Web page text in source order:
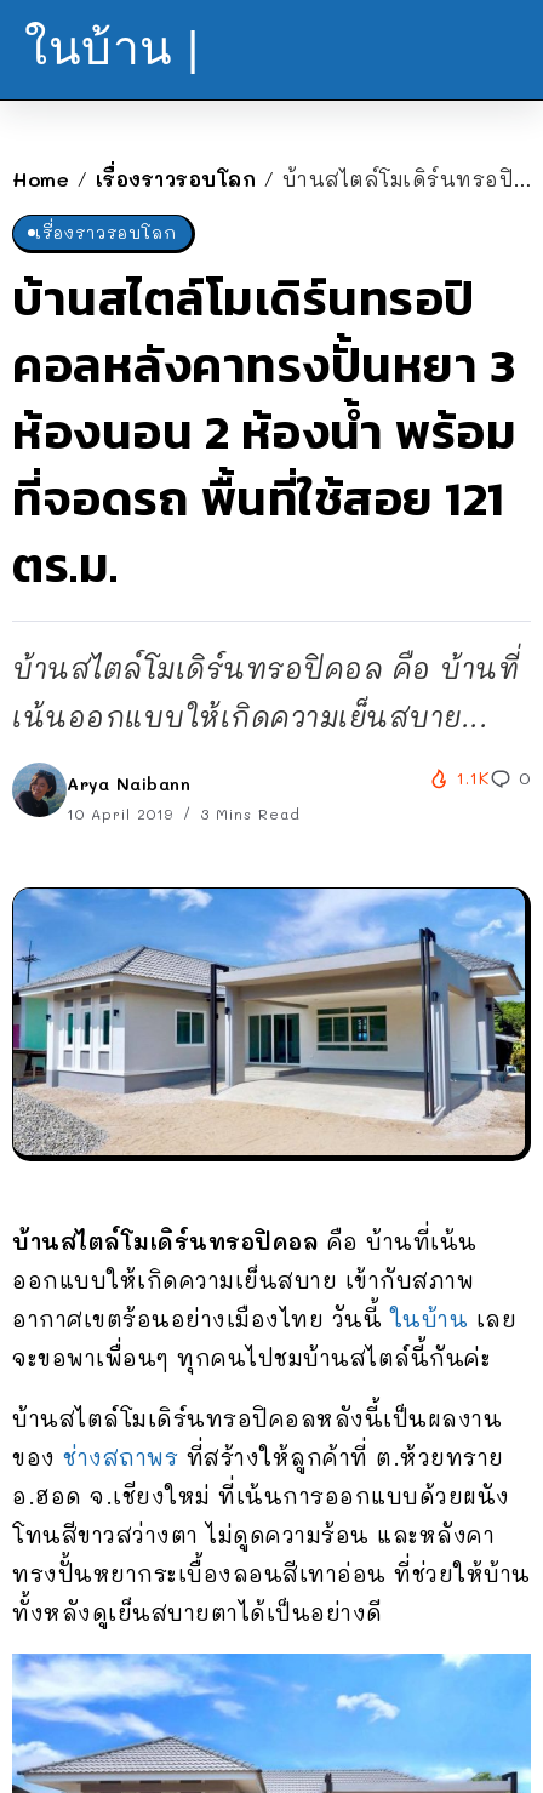
ในบ้าน |
Home / เรื่องราวรอบโลก / บ้านสไตล์โมเดิร์นทรอปิคอลหลังคาทรงปั้นหยา 3 ห้องนอน 2 ห้องน้ำ พร้อมที่จอดรถ พื้นที่ใช้สอย 121 ตร.ม.
เรื่องราวรอบโลก
บ้านสไตล์โมเดิร์นทรอปิ
คอลหลังคาทรงปั้นหยา 3
ห้องนอน 2 ห้องน้ำ พร้อม
ที่จอดรถ พื้นที่ใช้สอย 121
ตร.ม.
บ้านสไตล์โมเดิร์นทรอปิคอล คือ บ้านที่
เน้นออกแบบให้เกิดความเย็นสบาย...
Arya Naibann
10 April 2019 3 Mins Read
1.1K 0
บ้านสไตล์โมเดิร์นทรอปิคอล คือ บ้านที่เน้น
ออกแบบให้เกิดความเย็นสบาย เข้ากับสภาพ
อากาศเขตร้อนอย่างเมืองไทย วันนี้ในบ้าน เลย
จะขอพาเพื่อนๆ ทุกคนไปชมบ้านสไตล์นี้กันค่ะ
บ้านสไตล์โมเดิร์นทรอปิคอลหลังนี้เป็นผลงาน
ของ ช่างสถาพร ที่สร้างให้ลูกค้าที่ ต.ห้วยทราย
อ.ฮอด จ.เชียงใหม่ ที่เน้นการออกแบบด้วยผนัง
โทนสีขาวสว่างตา ไม่ดูดความร้อน และหลังคา
ทรงปั้นหยากระเบื้องลอนสีเทาอ่อน ที่ช่วยให้บ้าน
ทั้งหลังดูเย็นสบายตาได้เป็นอย่างดี